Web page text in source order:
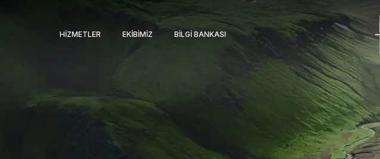
HIZMETLER EKIBIMIZ BILGI BANKASI